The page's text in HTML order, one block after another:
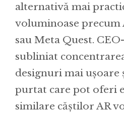
alternativă mai
voluminoase precum
sau Meta Quest.
subliniat
designuri mai ușoare
purtat care pot oferi
similare căștilor AR